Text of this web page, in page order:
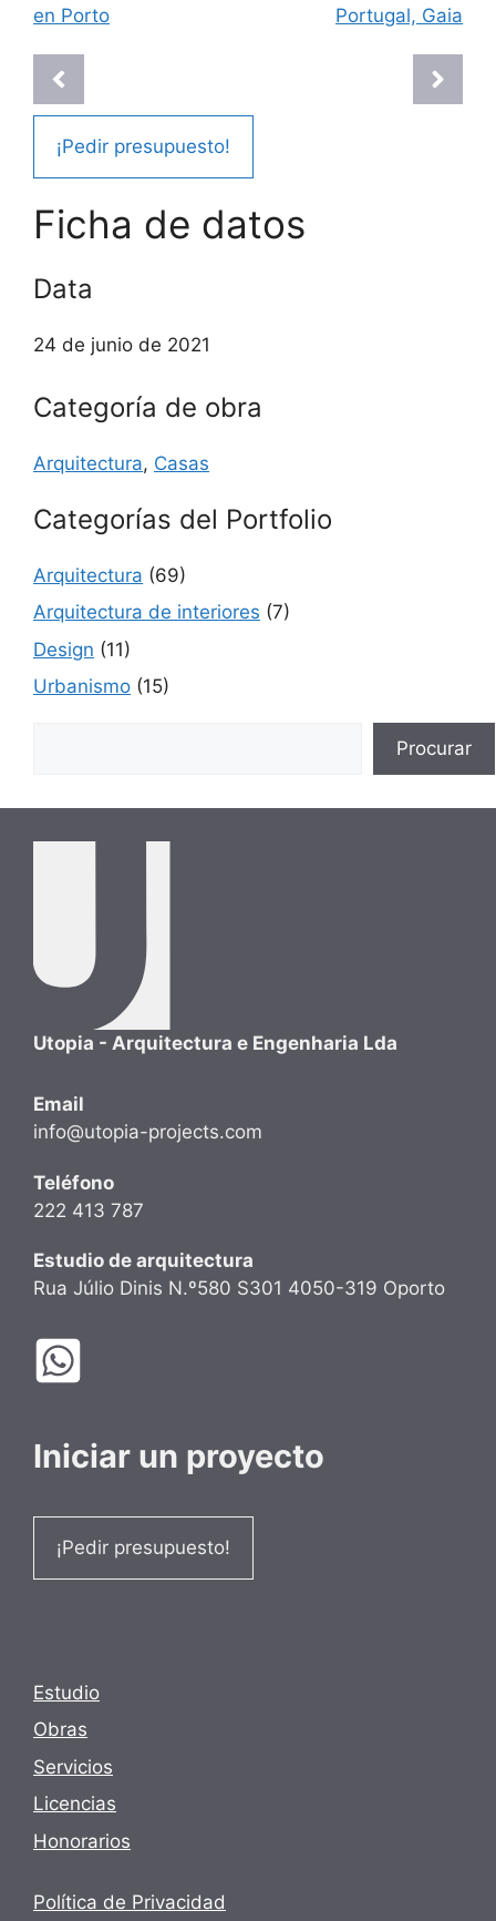
en Porto
Portugal, Gaia
¡Pedir presupuesto!
Ficha de datos
Data
24 de junio de 2021
Categoría de obra
Arquitectura, Casas
Categorías del Portfolio
Arquitectura (69)
Arquitectura de interiores (7)
Design (11)
Urbanismo (15)
Procurar
Utopia - Arquitectura e Engenharia Lda
Email
info@utopia-projects.com
Teléfono
222 413 787
Estudio de arquitectura
Rua Júlio Dinis N.º580 S301 4050-319 Oporto
Iniciar un proyecto
¡Pedir presupuesto!
Estudio
Obras
Servicios
Licencias
Honorarios
Política de Privacidad